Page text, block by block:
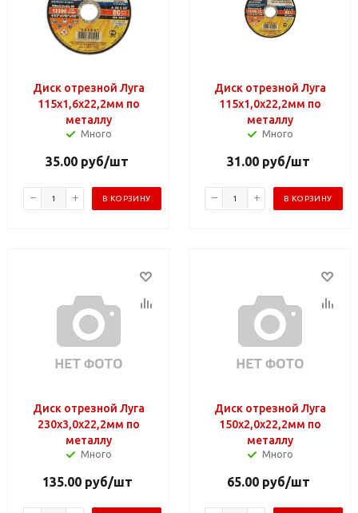
Диск отрезной Луга
115х1,6х22,2мм по
металлу
Много
35.00 руб/шт
В КОРЗИНУ
Диск отрезной Луга
115х1,0х22,2мм по
металлу
Много
31.00 руб/шт
В КОРЗИНУ
Диск отрезной Луга
230х3,0х22,2мм по
металлу
Много
135.00руб/шт
Диск отрезной Луга
150х2,0х22,2мм по
металлу
Много
65.00 руб/шт